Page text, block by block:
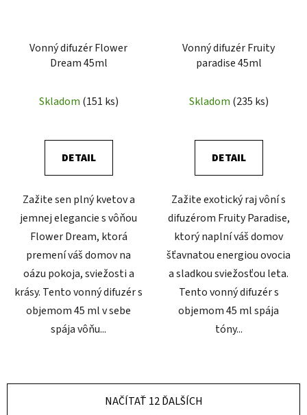
Vonný difuzér Flower
Dream 45ml
Skladom (151 ks)
DETAIL
Zažite sen plný kvetov a
jemnej elegancie s vôňou
Flower Dream, ktorá
premení váš domov na
oázu pokoja, sviežosti a
krásy. Tento vonný difuzér s
objemom 45 ml v sebe
spája vôňu...
Vonný difuzér Fruity
paradise 45ml
Skladom (235 ks)
DETAIL
Zažite exotický raj vôní s
difuzérom Fruity Paradise,
ktorý naplní váš domov
šťavnatou energiou ovocia
a sladkou sviežosťou leta.
Tento vonný difuzér s
objemom 45 ml spája
tóny...
NAČÍTAŤ 12 ĎALŠÍCH